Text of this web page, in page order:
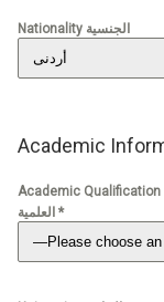
Nationality الجنسية
Academic Qualification الشهادة
العلمية *